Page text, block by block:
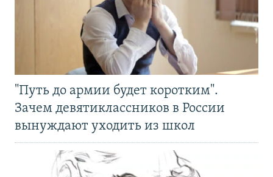
"Путь до армии будет коротким".
Зачем девятиклассников в России
вынуждают уходить из школ